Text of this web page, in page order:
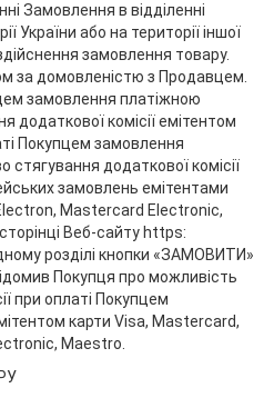
Замовлення в відділенні
України або на території іншої
замовлення товару.
за домовленістю з Продавцем.
замовлення платіжною
додаткової комісії емітентом
Покупцем замовлення
додаткової комісії
замовлень емітентами
Mastercard Electronic,
Веб-сайту https:
розділі кнопки «ЗАМОВИТИ»
Покупця про можливість
при оплаті Покупцем
карти Visa, Mastercard,
Maestro.